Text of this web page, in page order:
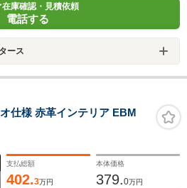
在庫確認・見積依頼
電話する
ース
様 赤革インテリア EBM
支払総額
402.3万円
本体価格
379.0万円